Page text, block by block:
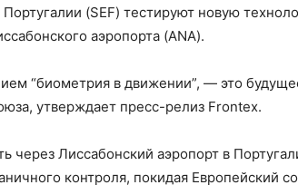
(SEF) тестируют новую
аэропорта (ANA).
“биометрия в движении”, — это
утверждает пресс-релиз Frontex.
через Лиссабонский аэропорт в
контроля, покидая Европейский